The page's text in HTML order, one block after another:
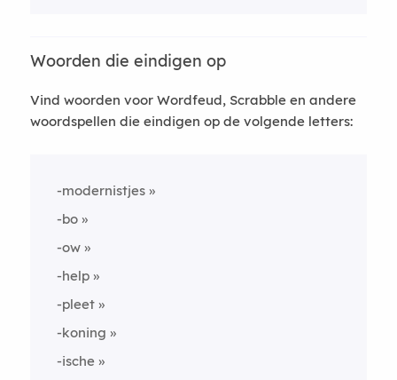
Woorden die eindigen op
Vind woorden voor Wordfeud, Scrabble en andere
woordspellen die eindigen op de volgende letters:
-modernistjes
-bo
-ow
-help
-pleet
-koning
-ische